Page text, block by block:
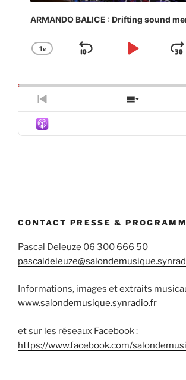
ARMANDO BALICE : Drifting sound
Change
1x
Skip
Play
Previous
Episode
Show
CONTACT PRESSE &
Pascal Deleuze 06 300 666 50
Informations, images et extraits
www.salondemusique.synradio.fr
et sur les réseaux Facebook :
https://www.facebook.com/